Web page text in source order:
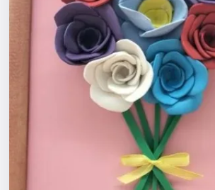
Артисты
Рейтинги